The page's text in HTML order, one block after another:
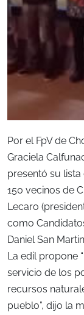
Por el FpV de
Graciela
presentó su
150 vecinos de
Lecaro
como
Daniel San
La edil propone
servicio de los
recursos
pueblo”, dijo la